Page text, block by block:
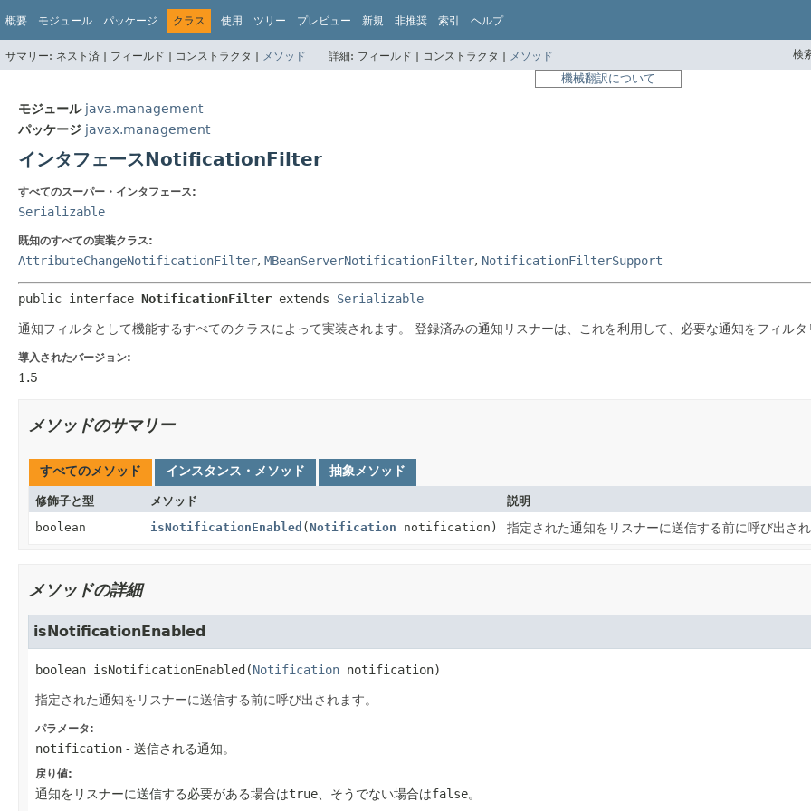
概要 モジュール パッケージ クラス 使用 ツリー プレビュー 新規 非推奨 索引 ヘルプ
サマリー: ネスト済 | フィールド | コンストラクタ | メソッド 詳細: フィールド | コンストラクタ | メソッド 検
機械翻訳について
モジュール java.management
パッケージ javax.management
インタフェースNotificationFilter
すべてのスーパー・インタフェース:
Serializable
既知のすべての実装クラス:
AttributeChangeNotificationFilter, MBeanServerNotificationFilter, NotificationFilterSupport
public interface NotificationFilter extends Serializable
通知フィルタとして機能するすべてのクラスによって実装されます。 登録済みの通知リスナーは、これを利用して、必要な通知をフィル
導入されたバージョン:
1.5
メソッドのサマリー
すべてのメソッド インスタンス・メソッド 抽象メソッド
修飾子と型 メソッド
説明
boolean
isNotificationEnabled (Notification notification) 指定された通知をリスナーに送信する前に呼び出さ
メソッドの詳細
isNotificationEnabled
boolean isNotificationEnabled(Notification notification)
指定された通知をリスナーに送信する前に呼び出されます。
パラメータ:
notification - 送信される通知。
戻り値:
通知をリスナーに送信する必要がある場合はtrue 、そうでない場合はfalse。